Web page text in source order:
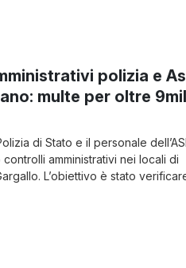
polizia e
multe per oltre
di Stato e il personale
amministrativi nei locali di
L’obiettivo è stato
igienico-sanitarie e di sicurezza.